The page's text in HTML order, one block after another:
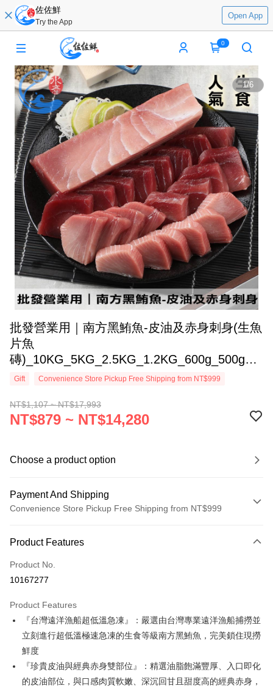
佐佐鮮
Try the App
Open App
0
1/6
批發營業用｜南方黑鮪魚-皮油及赤身刺身(生魚
片魚
磚)_10KG_5KG_2.5KG_1.2KG_600g_500g_±
10%/組
Gift Convenience Store Pickup Free Shipping from NT$999
NT$1,107 ~ NT$17,993
NT$879 ~ NT$14,280
Choose a product option
Payment And Shipping
Convenience Store Pickup Free Shipping from NT$999
Credit Card (Full Payment)
Credit Card Installments
Taiwan Cooperative Bank
Hua Nan Commercial Bank
Chang Hwa Commercial Bank
The Shanghai Commercial &
Savings Bank
Taipei Fubon Commercial Bank
Cathay United Bank
Mega International Commercial
Bank
Taiwan Business Bank
Taichung Commercial Bank
0% for 6 months
Taiwan Cooperative Bank
First Commercial Bank
Hua Nan Commercial Bank
Chang Hwa Commercial Bank
The Shanghai Commercial &
Savings Bank
Cathay United Bank
Mega International Commercial
LINE Pay
Apple Pay
Easy Wallet
Product Features
Product No.
10167277
Product Features
『台灣遠洋漁船超低溫急凍』：嚴選由台灣專業遠洋漁船捕撈並
立刻進行超低溫極速急凍的生食等級南方黑鮪魚，完美鎖住現撈
鮮度
『珍貴皮油與經典赤身雙部位』：精選油脂飽滿豐厚、入口即化
的皮油部位，與口感肉質軟嫩、深沉回甘且甜度高的經典赤身，